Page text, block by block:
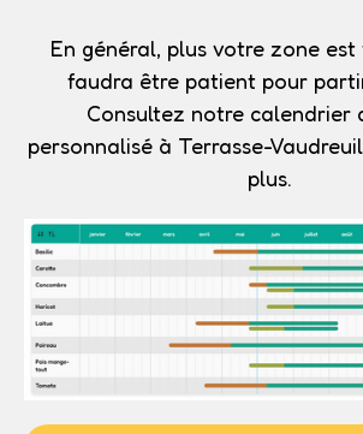
En général, plus votre zone
faudra être patient pour
Consultez notre calendrier
personnalisé à Terrasse-
plus.